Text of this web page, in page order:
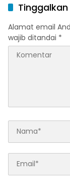
Alamat email
wajib ditandai *